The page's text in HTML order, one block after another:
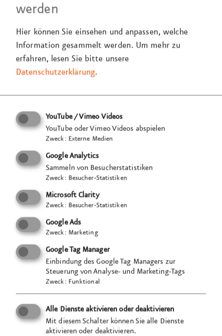
werden
Hier können Sie einsehen und anpassen, welche
Information gesammelt werden. Um mehr zu
erfahren, lesen Sie bitte unsere
Datenschutzerklärung.
YouTube / Vimeo Videos
YouTube oder Vimeo Videos abspielen
Zweck: Externe Medien
Google Analytics
Sammeln von Besucherstatistiken
Zweck: Besucher-Statistiken
Microsoft Clarity
Zweck: Besucher-Statistiken
Google Ads
Zweck: Marketing
Google Tag Manager
Einbindung des Google Tag Managers zur
Steuerung von Analyse- und Marketing-Tags
Zweck: Funktional
Alle Dienste aktivieren oder deaktivieren
Mit diesem Schalter können Sie alle Dienste
aktivieren oder deaktivieren.